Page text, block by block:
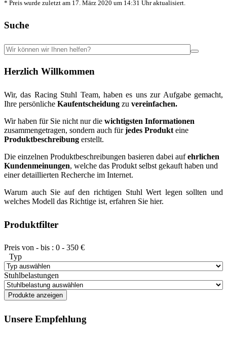
* Preis wurde zuletzt am 17. März 2020 um 14:31 Uhr aktualisiert.
Suche
Herzlich Willkommen
Wir, das Racing Stuhl Team, haben es uns zur Aufgabe gemacht,
Ihre persönliche Kaufentscheidung zu vereinfachen.
Wir haben für Sie nicht nur die wichtigsten Informationen
zusammengetragen, sondern auch fürjedes Produkt eine
Produktbeschreibung erstellt.
Die einzelnen Produktbeschreibungen basieren dabei aufehrlichen
Kundenmeinungen, welche das Produkt selbst gekauft haben und
einer detaillierten Recherche im Internet.
Warum auch Sie auf den richtigen Stuhl Wert legen sollten und
welches Modell das Richtige ist, erfahren Sie hier.
Produktfilter
Preis von - bis : 0 - 350 €
Typ
Stuhlbelastungen
Unsere Empfehlung